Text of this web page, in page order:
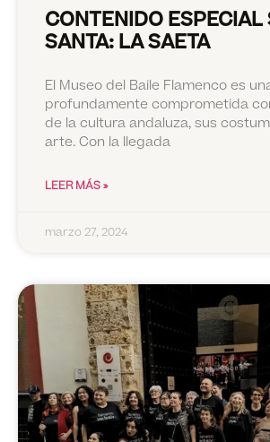
CONTENIDO ESPECIAL
SANTA: LA SAETA
El Museo del Baile Flamenco es
profundamente comprometida
de la cultura andaluza, sus
arte. Con la llegada
LEER MÁS »
marzo 27, 2024